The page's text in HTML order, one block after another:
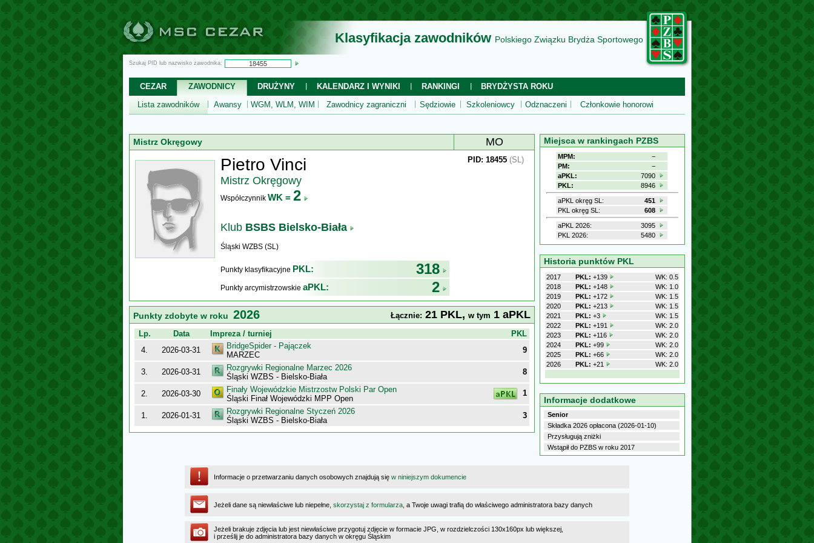
Klasyfikacja zawodników Polskiego Związku Brydża Sportowego
Szukaj PID lub nazwisko zawodnika:
CEZAR ZAWODNICY DRUŻYNY KALENDARZ I WYNIKI RANKINGI
BRYDŻYSTA ROKU
Lista zawodników
Awansy WGM, WLM, WIM Zawodnicy zagraniczni Sędziowie Szkoleniowcy Odznaczeni Członkowie honorowi
Mistrz Okręgowy MO
Pietro Vinci
Mistrz Okręgowy
Współczynnik WK = 2
Klub BSBS Bielsko-Biała
Śląski WZBS (SL)
Punkty klasyfikacyjne PKL: 318
Punkty arcymistrzowskie aPKL: 2
PID: 18455 (SL)
Punkty zdobyte w roku 2026 Łącznie: 21 PKL, w tym 1 aPKL
Lp. Data Impreza / turniej
PKL
4.
2026-03-31
BridgeSpider - Pajączek
MARZEC
9
3. 2026-03-31
Rozgrywki Regionalne Marzec 2026
Śląski WZBS - Bielsko-Biała
8
2. 2026-03-30
Finały Wojewódzkie Mistrzostw Polski Par Open
Śląski Finał Wojewódzki MPP Open
1
1. 2026-01-31
Rozgrywki Regionalne Styczeń 2026
Śląski WZBS - Bielsko-Biała
3
Miejsca w rankingach PZBS
MPM:
−
PM:
−
aPKL:
7090
PKL:
8946
aPKL okręg SL:
451
PKL okręg SL:
608
aPKL 2026:
3095
PKL 2026:
5480
Historia punktów PKL
2017 PKL: +139
WK: 0.5
2018
PKL: +148
WK: 1.0
2019
PKL: +172
WK: 1.5
2020
PKL: +213
WK: 1.5
2021
PKL: +3
WK: 1.5
2022
PKL: +191
WK: 2.0
2023
PKL: +116
WK: 2.0
2024
PKL: +99
WK: 2.0
2025
PKL: +66
WK: 2.0
2026
PKL: +21 WK: 2.0
Informacje dodatkowe
Senior
Składka 2026 opłacona (2026-01-10)
Przysługują zniżki
Wstąpił do PZBS w roku 2017
Informacje o przetwarzaniu danych osobowych znajdują się w niniejszym dokumencie
Jeżeli dane są niewłaściwe lub niepełne, skorzystaj z formularza , a Twoje uwagi trafią do właściwego administratora bazy danych
Jeżeli brakuje zdjęcia lub jest niewłaściwe przygotuj zdjęcie w formacie JPG, w rozdzielczości 130x160px lub większej,
i prześlij je do administratora bazy danych w okręgu Śląskim